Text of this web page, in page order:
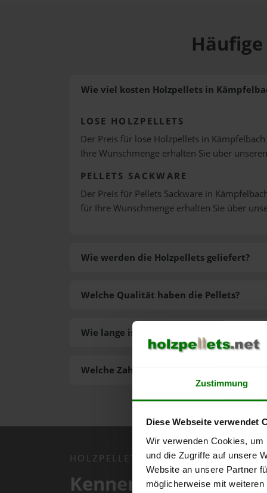
Zustimmung
Diese Webseite verwendet
Wir verwenden Cookies,
und die Zugriffe auf unsere
Website an unsere Partner
möglicherweise mit
Wie viel kosten Holzpellets in
LOSE HOLZPELLETS
Der Preis für lose Holzpellets in
Ihre Wunschmenge erhalten Sie über unseren
PELLETS SACKWARE
Der Preis für Pellets Sackware in
für Ihre Wunschmenge erhalten Sie über
Wie werden die Holzpellets geliefert?
Welche Zahlungsarten gibt es?
Welche Qualität haben die Pellets?
Wie lange ist die Lieferzeit der Pellets?
HOLZPELLETS.NET APP
Kennen Sie schon